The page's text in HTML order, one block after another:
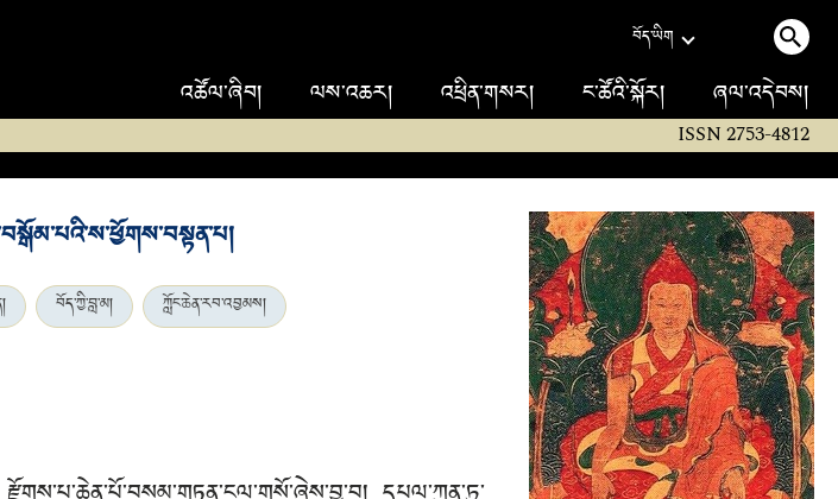
བོད་ཡིག
འཚོལ་ཞིབ། ལས་འཆར། འཕྲིན་གསར། ང་ཚོའི་སྐོར། ཞལ་འདེབས།
ISSN 2753-4812
བོད་ཀྱི་བླ་མ། ཀློང་ཆེན་རབ་འབྱམས།